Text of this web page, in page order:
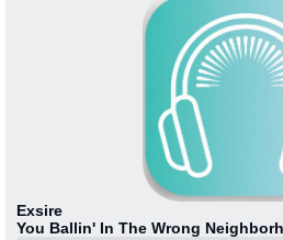
Exsire
You Ballin' In The Wrong